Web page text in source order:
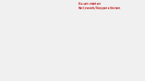
Raum mieten
Netzwerk/Kooperationen